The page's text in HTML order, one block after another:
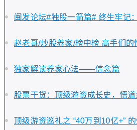
闽发论坛#独股一箭篇# 终生牢记
赵老哥/炒股养家/榜中榜 高手们的
独家解读养家心法——信念篇
股票干货：顶级游资成长史，悟
顶级游资巡礼之 “40万到10亿+”